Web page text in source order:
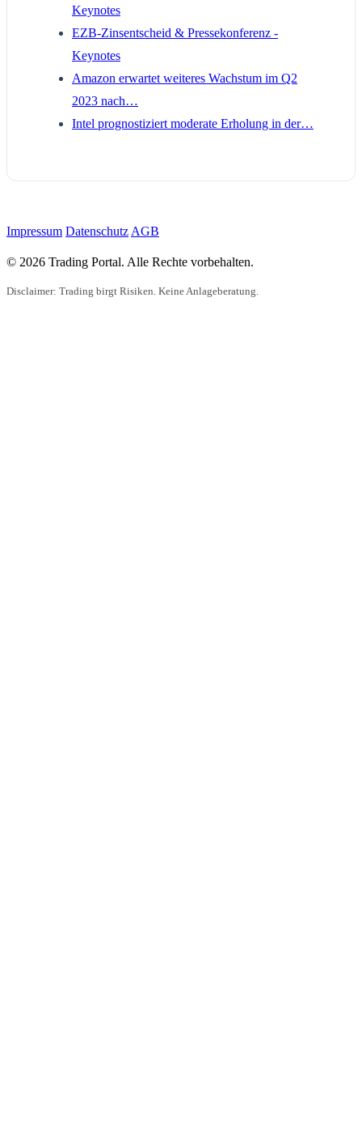
Keynotes
EZB-Zinsentscheid & Pressekonferenz -
Keynotes
Amazon erwartet weiteres Wachstum im Q2
2023 nach…
Intel prognostiziert moderate Erholung in der…
Impressum Datenschutz AGB
© 2026 Trading Portal. Alle Rechte vorbehalten.
Disclaimer: Trading birgt Risiken. Keine Anlageberatung.